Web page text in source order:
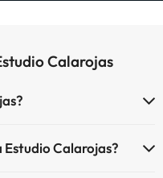
Calarojas
Calarojas?